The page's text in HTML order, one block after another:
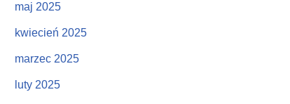
maj 2025
kwiecień 2025
marzec 2025
luty 2025